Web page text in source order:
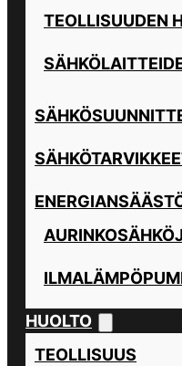
TEOLLISUUDEN
HUOLTO
TEOLLISUUS